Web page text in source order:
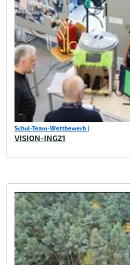
Schul-Team-Wettbewerb |
VISION-ING21